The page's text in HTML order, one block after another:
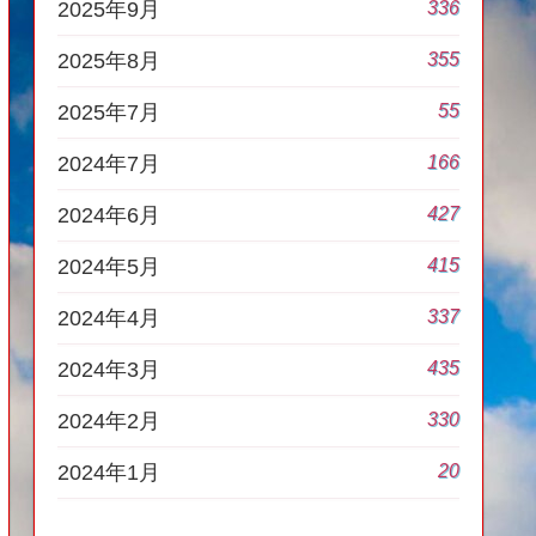
2025年9月 336
2025年8月 355
2025年7月 55
2024年7月 166
2024年6月 427
2024年5月 415
2024年4月 337
2024年3月 435
2024年2月 330
2024年1月 20